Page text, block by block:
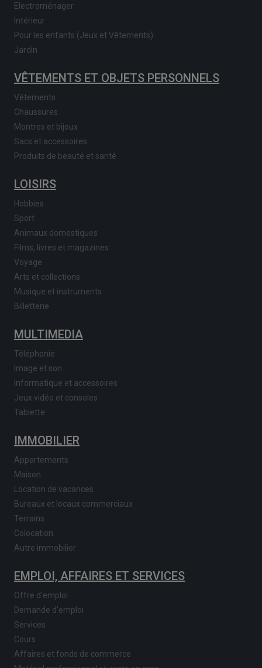
Electroménager
Intérieur
Pour les enfants (Jeux et Vêtements)
Jardin
VÊTEMENTS ET OBJETS PERSONNELS
Vêtements
Chaussures
Montres et bijoux
Sacs et accessoires
Produits de beauté et santé
LOISIRS
Hobbies
Sport
Animaux domestiques
Films, livres et magazines
Voyage
Arts et collections
Musique et instruments
Billetterie
MULTIMEDIA
Téléphonie
Image et son
Informatique et accessoires
Jeux vidéo et consoles
Tablette
IMMOBILIER
Appartements
Maison
Location de vacances
Bureaux et locaux commerciaux
Terrains
Colocation
Autre immobilier
EMPLOI, AFFAIRES ET SERVICES
Offre d'emploi
Demande d'emploi
Services
Cours
Affaires et fonds de commerce